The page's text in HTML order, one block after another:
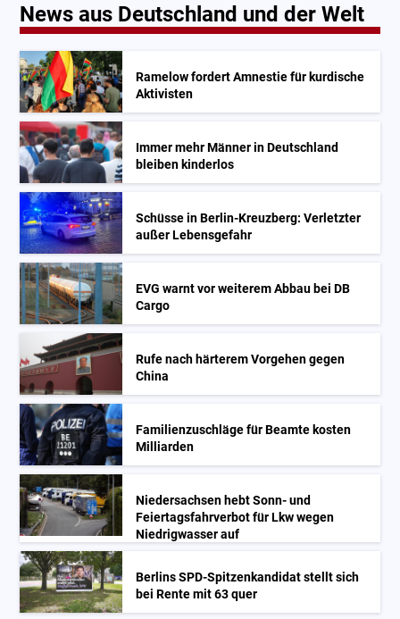
News aus Deutschland und der Welt
Ramelow fordert Amnestie für kurdische
Aktivisten
Immer mehr Männer in Deutschland
bleiben kinderlos
Schüsse in Berlin-Kreuzberg: Verletzter
außer Lebensgefahr
EVG warnt vor weiterem Abbau bei DB
Cargo
Rufe nach härterem Vorgehen gegen
China
Familienzuschläge für Beamte kosten
Milliarden
Niedersachsen hebt Sonn- und
Feiertagsfahrverbot für Lkw wegen
Niedrigwasser auf
Berlins SPD-Spitzenkandidat stellt sich
bei Rente mit 63 quer